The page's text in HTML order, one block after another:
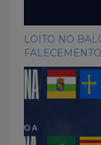
LOITO NO